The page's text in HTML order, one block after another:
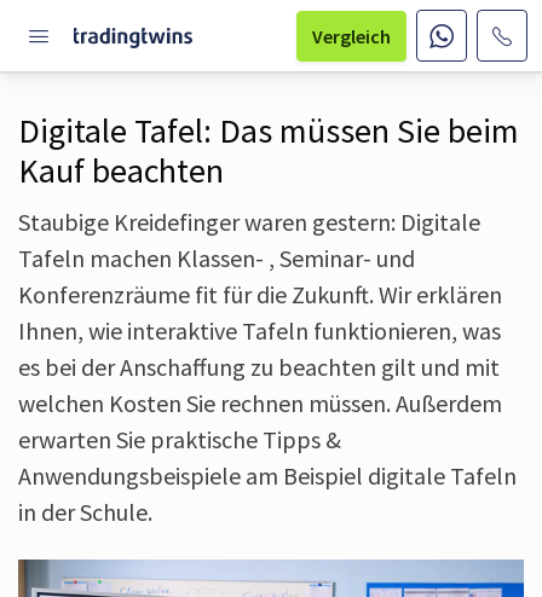
Digitale Tafel: Das müssen Sie beim
Kauf beachten
Staubige Kreidefinger waren gestern: Digitale
Tafeln machen Klassen- , Seminar- und
Konferenz­räume fit für die Zukunft. Wir erklären
Ihnen, wie interaktive Tafeln funktionieren, was
es bei der Anschaffung zu beachten gilt und mit
welchen Kosten Sie rechnen müssen. Außerdem
erwarten Sie praktische Tipps &
Anwendungsbeispiele am Beispiel digitale Tafeln
in der Schule.
Vergleich